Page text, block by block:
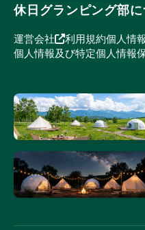
休日グランピング部
運営会社 利用規約個人情
個人情報及び特定個人情報